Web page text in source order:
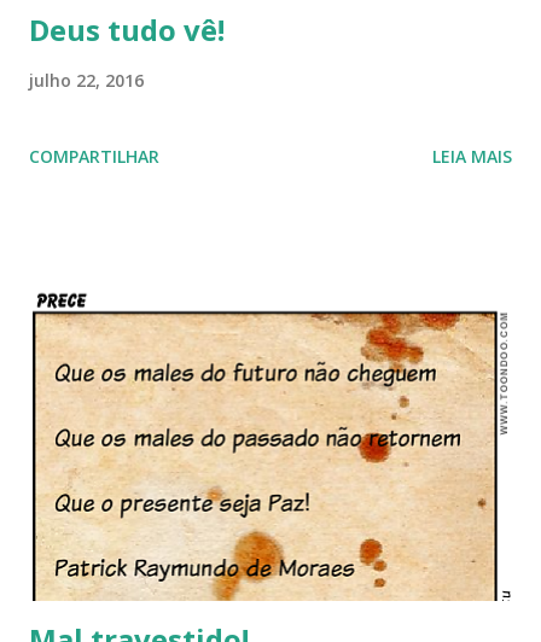
Deus tudo vê!
julho 22, 2016
COMPARTILHAR LEIA MAIS